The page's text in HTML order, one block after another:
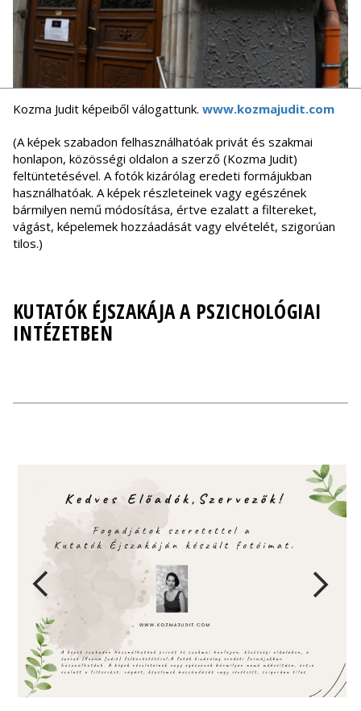
Kozma Judit képeiből válogattunk. www.kozmajudit.com
(A képek szabadon felhasználhatóak privát és szakmai
honlapon, közösségi oldalon a szerző (Kozma Judit)
feltüntetésével. A fotók kizárólag eredeti formájukban
használhatóak. A képek részleteinek vagy egészének
bármilyen nemű módosítása, értve ezalatt a filtereket,
vágást, képelemek hozzáadását vagy elvételét, szigorúan
tilos.)
KUTATÓK ÉJSZAKÁJA A PSZICHOLÓGIAI
INTÉZETBEN